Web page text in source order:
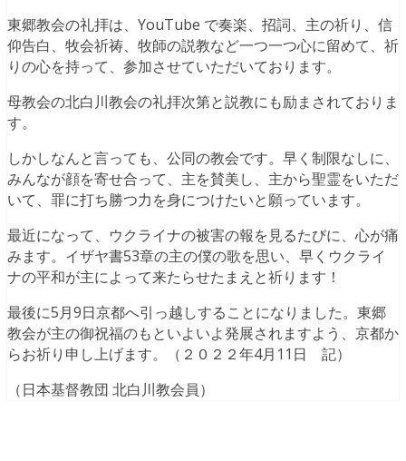
東郷教会の礼拝は、YouTube で奏楽、招詞、主の祈り、信
仰告白、牧会祈祷、牧師の説教など一つ一つ心に留めて、祈
りの心を持って、参加させていただいております。
母教会の北白川教会の礼拝次第と説教にも励まされておりま
す。
しかしなんと言っても、公同の教会です。早く制限なしに、
みんなが顔を寄せ合って、主を賛美し、主から聖霊をいただ
いて、罪に打ち勝つ力を身につけたいと願っています。
最近になって、ウクライナの被害の報を見るたびに、心が痛
みます。イザヤ書53章の主の僕の歌を思い、早くウクライ
ナの平和が主によって来たらせたまえと祈ります！
最後に5月9日京都へ引っ越しすることになりました。東郷
教会が主の御祝福のもといよいよ発展されますよう、京都か
らお祈り申し上げます。（２０２２年4月11日 記）
（日本基督教団 北白川教会員）